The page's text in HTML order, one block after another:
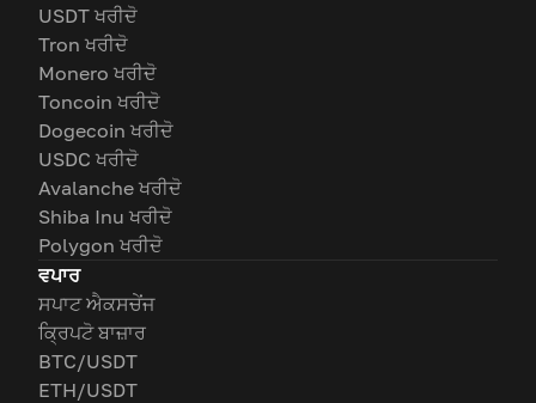
USDT ਖਰੀਦੋ
Tron ਖਰੀਦੋ
Monero ਖਰੀਦੋ
Toncoin ਖਰੀਦੋ
Dogecoin ਖਰੀਦੋ
USDC ਖਰੀਦੋ
Avalanche ਖਰੀਦੋ
Shiba Inu ਖਰੀਦੋ
Polygon ਖਰੀਦੋ
ਵਪਾਰ
ਸਪਾਟ ਐਕਸਚੇਂਜ
ਕ੍ਰਿਪਟੋ ਬਾਜ਼ਾਰ
BTC/USDT
ETH/USDT